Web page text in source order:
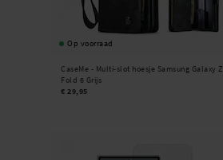
Op voorraad
CaseMe - Multi-slot hoesje Samsung Galaxy Z
Fold 6 Grijs
€ 29,95